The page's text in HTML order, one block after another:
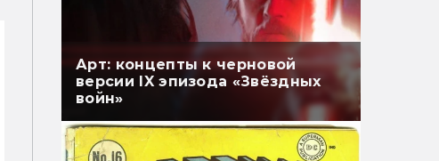
Арт: концепты к черновой
версии IX эпизода «Звёздных
войн»